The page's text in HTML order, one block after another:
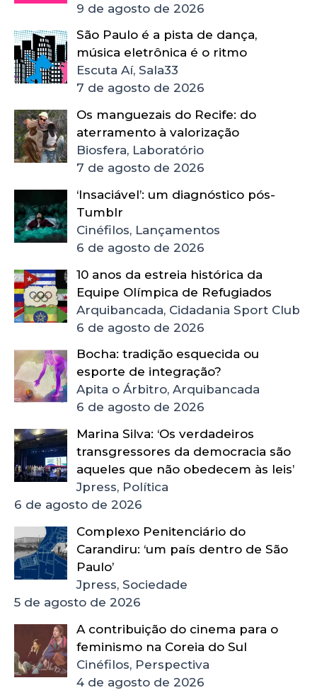
9 de agosto de 2026
São Paulo é a pista de dança,
música eletrônica é o ritmo
Escuta Aí, Sala33
7 de agosto de 2026
Os manguezais do Recife: do
aterramento à valorização
Biosfera, Laboratório
7 de agosto de 2026
‘Insaciável’: um diagnóstico pós-
Tumblr
Cinéfilos, Lançamentos
6 de agosto de 2026
10 anos da estreia histórica da
Equipe Olímpica de Refugiados
Arquibancada, Cidadania Sport Club
6 de agosto de 2026
Bocha: tradição esquecida ou
esporte de integração?
Apita o Árbitro, Arquibancada
6 de agosto de 2026
Marina Silva: ‘Os verdadeiros
transgressores da democracia são
aqueles que não obedecem às leis’
Jpress, Política
6 de agosto de 2026
Complexo Penitenciário do
Carandiru: ‘um país dentro de São
Paulo’
Jpress, Sociedade
5 de agosto de 2026
A contribuição do cinema para o
feminismo na Coreia do Sul
Cinéfilos, Perspectiva
4 de agosto de 2026